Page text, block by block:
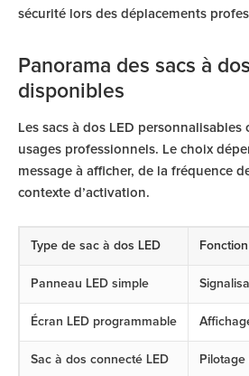
sécurité lors des déplacements
Panorama des sacs à
disponibles
Les sacs à dos LED
usages professionnels. Le choix
message à afficher, de la fréquence
contexte d’activation.
Type de sac à dos LED
Panneau LED simple
Écran LED programmable
Sac à dos connecté LED